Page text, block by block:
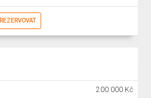
REZERVOVAT
200 000 Kč